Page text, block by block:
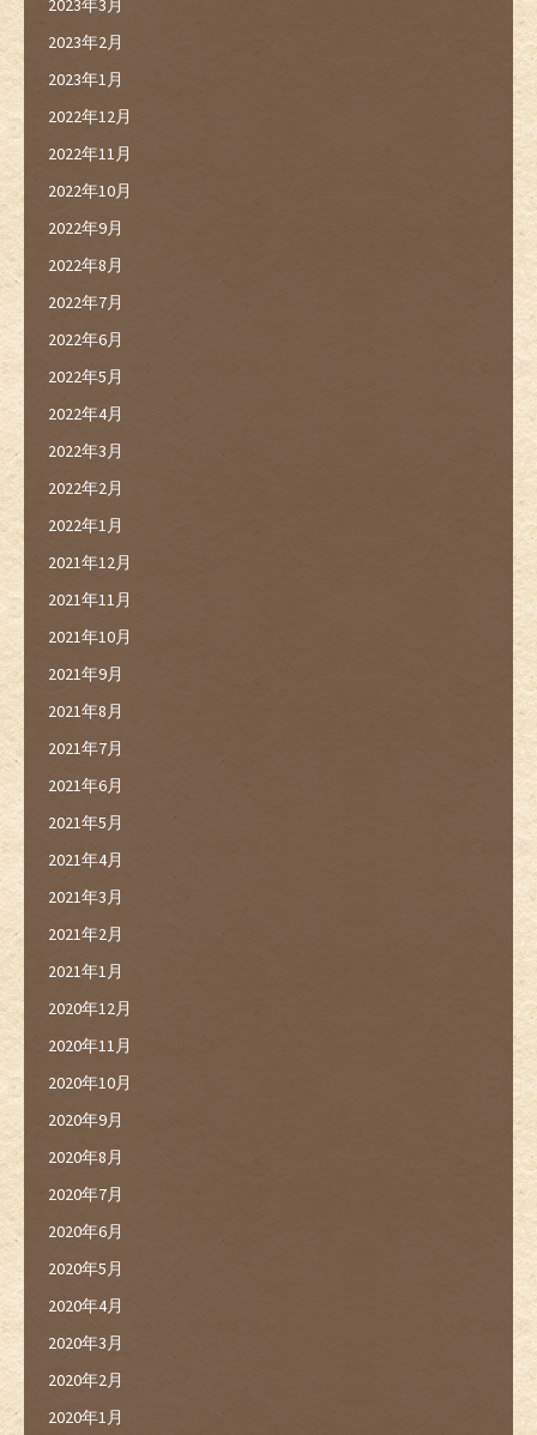
2023年2月
2023年1月
2022年12月
2022年11月
2022年10月
2022年9月
2022年8月
2022年7月
2022年6月
2022年5月
2022年4月
2022年3月
2022年2月
2022年1月
2021年12月
2021年11月
2021年10月
2021年9月
2021年8月
2021年7月
2021年6月
2021年5月
2021年4月
2021年3月
2021年2月
2021年1月
2020年12月
2020年11月
2020年10月
2020年9月
2020年8月
2020年7月
2020年6月
2020年5月
2020年4月
2020年3月
2020年2月
2020年1月